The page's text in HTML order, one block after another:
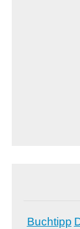
Buchtipp